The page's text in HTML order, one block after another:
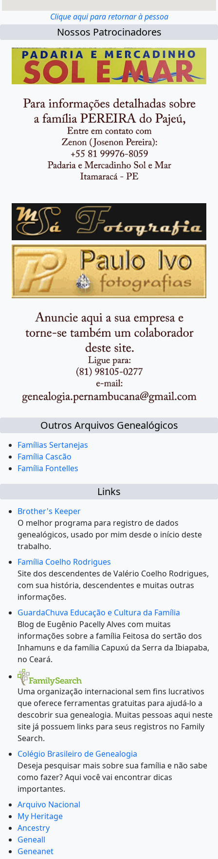
Clique aqui para retornar à pessoa
Nossos Patrocinadores
Outros Arquivos Genealógicos
Famílias Sertanejas
Família Cascão
Família Fontelles
Links
Brother's Keeper
O melhor programa para registro de dados
genealógicos, usado por mim desde o início deste
trabalho.
Família Coelho Rodrigues
Site dos descendentes de Valério Coelho Rodrigues,
com sua história, descendentes e muitas outras
informações.
GuardaChuva Educação e Cultura da Família
Blog de Eugênio Pacelly Alves com muitas
informações sobre a família Feitosa do sertão dos
Inhamuns e da família Capuxú da Serra da Ibiapaba,
no Ceará.
Uma organização internacional sem fins lucrativos
que oferece ferramentas gratuitas para ajudá-lo a
descobrir sua genealogia. Muitas pessoas aqui neste
site já possuem links para seus registros no Family
Search.
Colégio Brasileiro de Genealogia
Deseja pesquisar mais sobre sua família e não sabe
como fazer? Aqui você vai encontrar dicas
importantes.
Arquivo Nacional
My Heritage
Ancestry
Geneall
Geneanet